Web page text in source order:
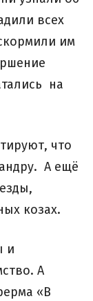
всех
им
на
что
А ещё
козах.
и
А
«В